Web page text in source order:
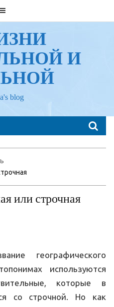
И
blog
или строчная
географического
используются
которые в
со строчной. Но как